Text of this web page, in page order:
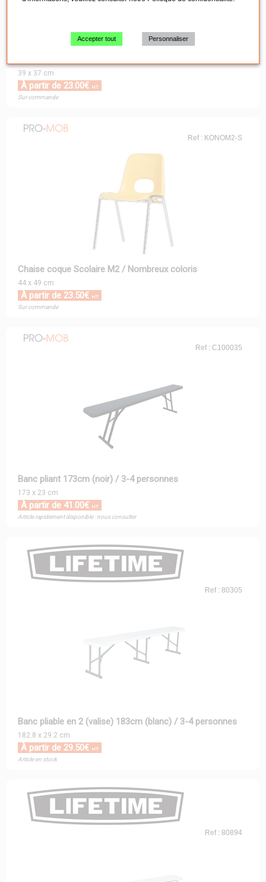
39 x 37 cm
À partir de 23.00€ HT
Sur commande
Ref : KONOM2-S
Chaise coque Scolaire M2 / Nombreux coloris
44 x 49 cm
À partir de 23.50€ HT
Sur commande
Ref : C100035
Banc pliant 173cm (noir) / 3-4 personnes
173 x 23 cm
À partir de 41.00€ HT
Article rapidement disponible : nous consulter
Ref : 80305
Banc pliable en 2 (valise) 183cm (blanc) / 3-4 personnes
182.8 x 29.2 cm
À partir de 29.50€ HT
Article en stock
Ref : 80894
Accepter tout Personnaliser